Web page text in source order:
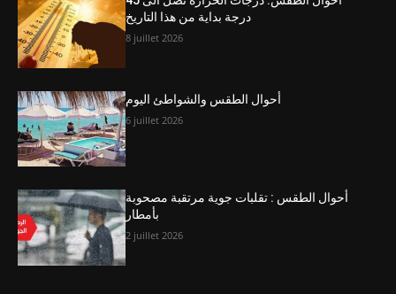
درجة بداية من هذا التاريخ
8 juillet 2026
أحوال الطقس والشواطئ اليوم
6 juillet 2026
أحوال الطقس : تقلبات جوية مرتقبة مصحوبة
بأمطار
2 juillet 2026